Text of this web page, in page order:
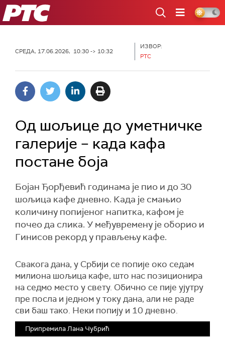
РТС
СРЕДА, 17.06.2026, 10:30 -> 10:32
ИЗВОР:
РТС
Од шољице до уметничке
галерије – када кафа
постане боја
Бојан Ђорђевић годинама је пио и до 30
шољица кафе дневно. Када је смањио
количину попијеног напитка, кафом је
почео да слика. У међувремену је оборио и
Гинисов рекорд у прављењу кафе.
Свакога дана, у Србији се попије око седам
милиона шољица кафе, што нас позиционира
на седмо место у свету. Обично се пије ујутру
пре посла и једном у току дана, али не раде
сви баш тако. Неки попију и 10 дневно.
Припремила Лана Чубрић